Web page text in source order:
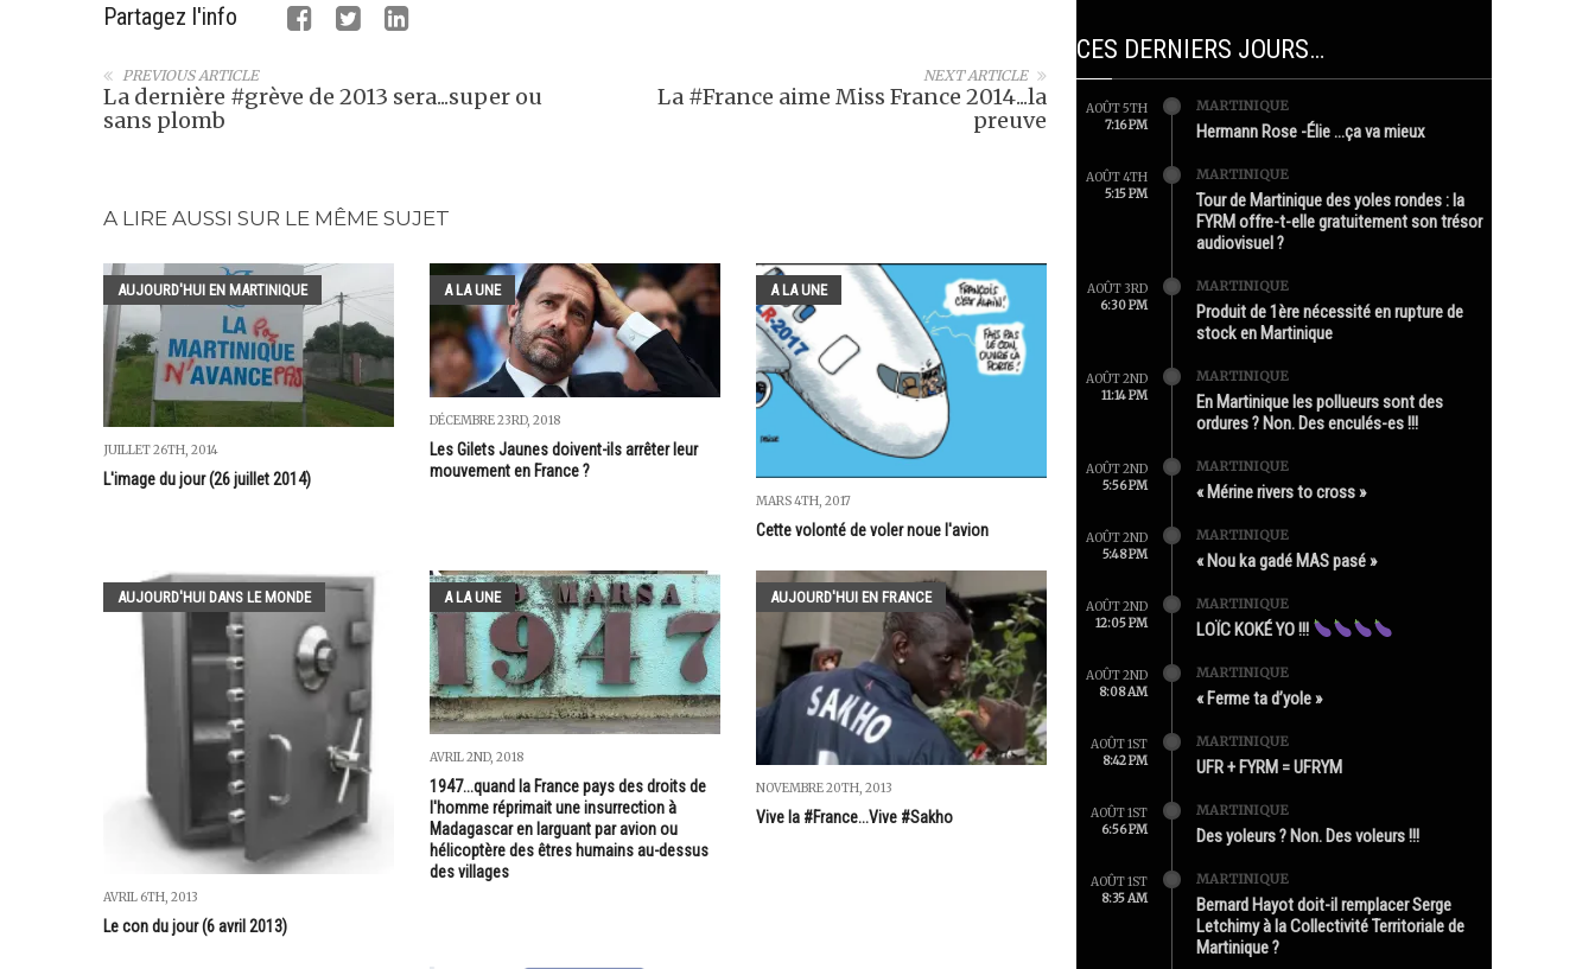
Partagez l'info
NEXT ARTICLE
La #France aime Miss France 2014...la
preuve
PREVIOUS ARTICLE
La dernière #grève de 2013 sera...super ou
sans plomb
A LIRE AUSSI SUR LE MÊME SUJET
AUJOURD'HUI EN MARTINIQUE
JUILLET 26TH, 2014
L'image du jour (26 juillet 2014)
A LA UNE
DÉCEMBRE 23RD, 2018
Les Gilets Jaunes doivent-ils arrêter leur
mouvement en France ?
A LA UNE
MARS 4TH, 2017
Cette volonté de voler noue l'avion
AUJOURD'HUI DANS LE MONDE
AVRIL 6TH, 2013
Le con du jour (6 avril 2013)
A LA UNE
AVRIL 2ND, 2018
1947...quand la France pays des droits de
l'homme réprimait une insurrection à
Madagascar en larguant par avion ou
hélicoptère des êtres humains au-dessus
des villages
AUJOURD'HUI EN FRANCE
NOVEMBRE 20TH, 2013
Vive la #France...Vive #Sakho
CES DERNIERS JOURS…
AOÛT 5TH
7:16 PM
MARTINIQUE
Hermann Rose -Élie …ça va mieux
AOÛT 4TH
5:15 PM
MARTINIQUE
Tour de Martinique des yoles rondes : la
FYRM offre-t-elle gratuitement son trésor
audiovisuel ?
AOÛT 3RD
6:30 PM
MARTINIQUE
Produit de 1ère nécessité en rupture de
stock en Martinique
AOÛT 2ND
11:14 PM
MARTINIQUE
En Martinique les pollueurs sont des
ordures ? Non. Des enculés-es !!!
AOÛT 2ND
5:56 PM
MARTINIQUE
« Mérine rivers to cross »
AOÛT 2ND
5:48 PM
MARTINIQUE
« Nou ka gadé MAS pasé »
AOÛT 2ND
12:05 PM
MARTINIQUE
LOÏC KOKÉ YO !!!
AOÛT 2ND
8:08 AM
MARTINIQUE
« Ferme ta d’yole »
AOÛT 1ST
8:42 PM
MARTINIQUE
UFR + FYRM = UFRYM
AOÛT 1ST
6:56 PM
MARTINIQUE
Des yoleurs ? Non. Des voleurs !!!
AOÛT 1ST
8:35 AM
MARTINIQUE
Bernard Hayot doit-il remplacer Serge
Letchimy à la Collectivité Territoriale de
Martinique ?